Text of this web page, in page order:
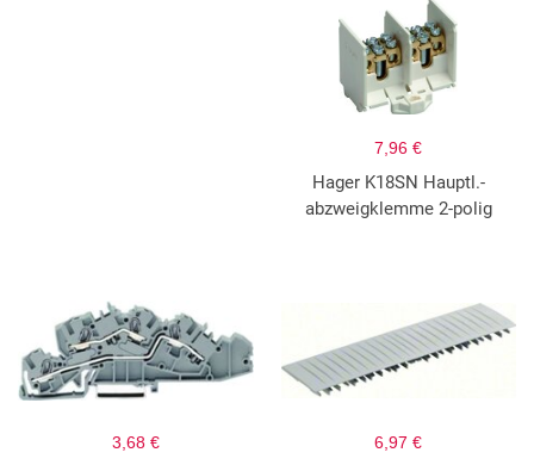
7,96 €
Hager K18SN Hauptl.-
abzweigklemme 2-polig
3,68 € 6,97 €